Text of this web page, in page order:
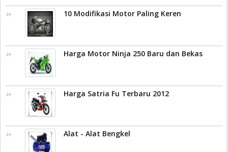
10 Modifikasi Motor Paling Keren
Harga Motor Ninja 250 Baru dan Bekas
Harga Satria Fu Terbaru 2012
Alat - Alat Bengkel